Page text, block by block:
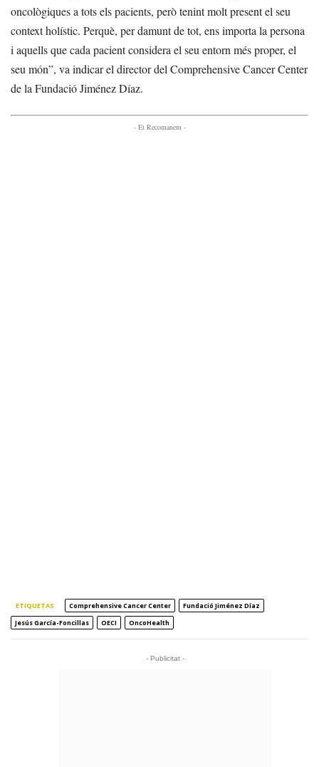
oncològiques a tots els pacients, però tenint molt present el seu
context holístic. Perquè, per damunt de tot, ens importa la persona
i aquells que cada pacient considera el seu entorn més proper, el
seu món”, va indicar el director del Comprehensive Cancer Center
de la Fundació Jiménez Díaz.
- Et Recomanem -
ETIQUETAS Comprehensive Cancer Center
Fundació Jiménez Díaz
Jesús García-Foncillas
OECI OncoHealth
- Publicitat -